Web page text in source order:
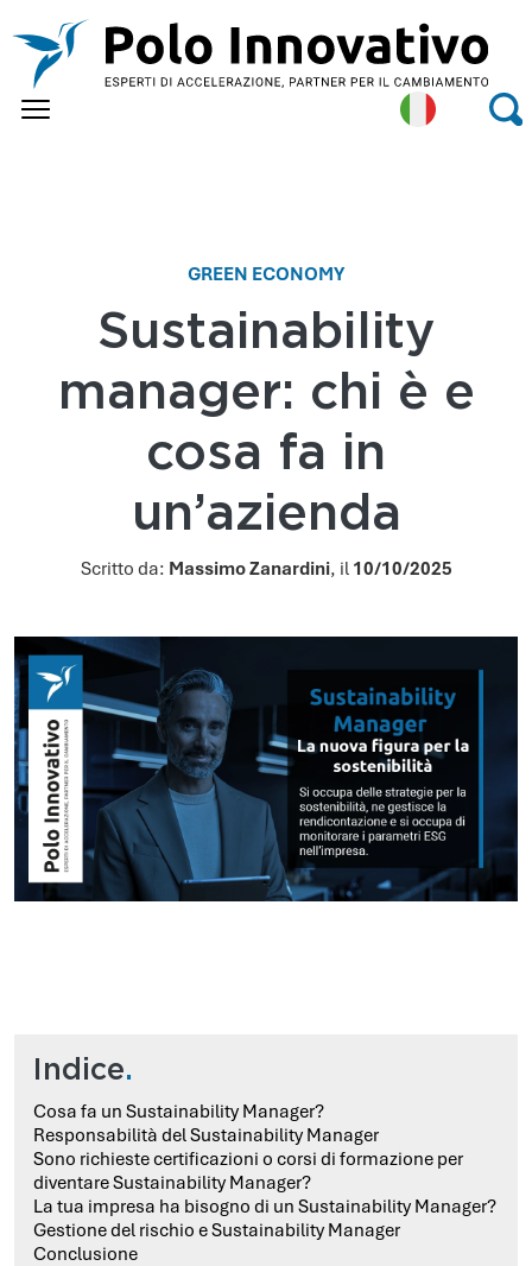
Itali
an
GREEN ECONOMY
Sustainability
manager: chi è e
cosa fa in
un’azienda
Scritto da: Massimo Zanardini, il 10/10/2025
Indice.
Cosa fa un Sustainability Manager?
Responsabilità del Sustainability Manager
Sono richieste certificazioni o corsi di formazione per
diventare Sustainability Manager?
La tua impresa ha bisogno di un Sustainability Manager?
Gestione del rischio e Sustainability Manager
Conclusione